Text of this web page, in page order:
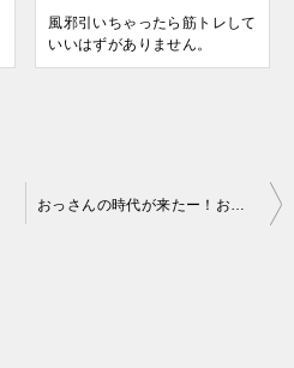
風邪引いちゃったら筋トレして
いいはずがありません。
おっさんの時代が来たー！おっさんはラブじゃなくてトレしよう。